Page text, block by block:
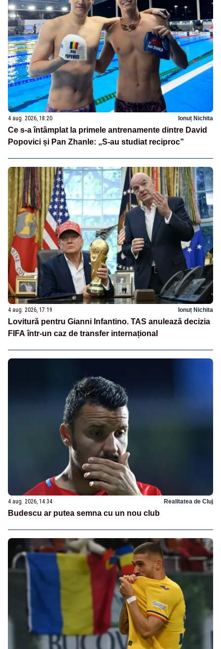
4 aug. 2026, 18:20 Ionuț Nichita
Ce s-a întâmplat la primele antrenamente dintre David
Popovici și Pan Zhanle: „S-au studiat reciproc”
4 aug. 2026, 17:19 Ionuț Nichita
Lovitură pentru Gianni Infantino. TAS anulează decizia
FIFA într-un caz de transfer internațional
4 aug. 2026, 14:34 Realitatea de Cluj
Budescu ar putea semna cu un nou club